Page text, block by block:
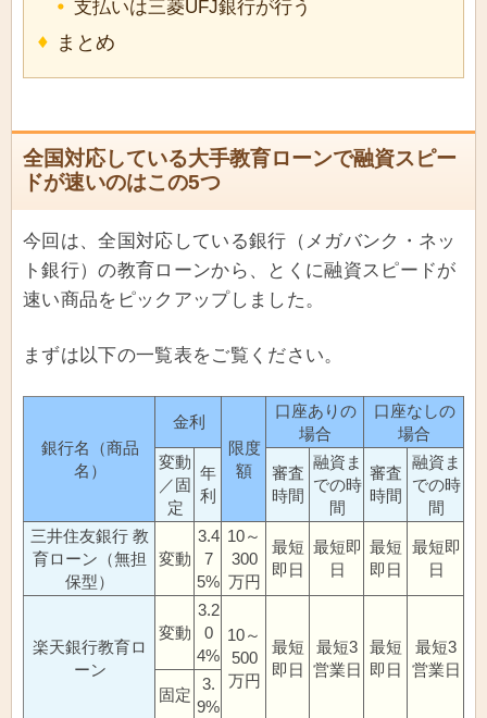
支払いは三菱UFJ銀行が行う
まとめ
全国対応している大手教育ローンで融資スピー
ドが速いのはこの5つ
今回は、全国対応している銀行（メガバンク・ネッ
ト銀行）の教育ローンから、とくに融資スピードが
速い商品をピックアップしました。
まずは以下の一覧表をご覧ください。
銀行名（商品
名）
金利
限度
額
口座ありの
場合
口座なしの
場合
変動
／固
定
年
利
審査
時間
融資ま
での時
間
審査
時間
融資ま
での時
間
三井住友銀行 教
育ローン（無担
保型）
変動
3.4
7
5%
10～
300
万円
最短
即日
最短即
日
最短
即日
最短即
日
楽天銀行教育ロ
ーン
変動
3.2
0
4%
10～
500
万円
最短
即日
最短3
営業日
最短
即日
最短3
営業日
固定
3.
9%